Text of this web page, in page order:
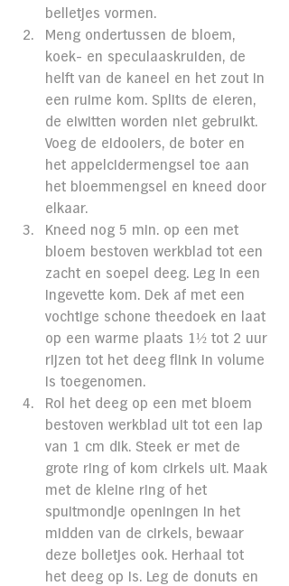
belletjes vormen.
Meng ondertussen de bloem,
koek- en speculaaskruiden, de
helft van de kaneel en het zout in
een ruime kom. Splits de eieren,
de eiwitten worden niet gebruikt.
Voeg de eidooiers, de boter en
het appelcidermengsel toe aan
het bloemmengsel en kneed door
elkaar.
Kneed nog 5 min. op een met
bloem bestoven werkblad tot een
zacht en soepel deeg. Leg in een
ingevette kom. Dek af met een
vochtige schone theedoek en laat
op een warme plaats 1½ tot 2 uur
rijzen tot het deeg flink in volume
is toegenomen.
Rol het deeg op een met bloem
bestoven werkblad uit tot een lap
van 1 cm dik. Steek er met de
grote ring of kom cirkels uit. Maak
met de kleine ring of het
spuitmondje openingen in het
midden van de cirkels, bewaar
deze bolletjes ook. Herhaal tot
het deeg op is. Leg de donuts en